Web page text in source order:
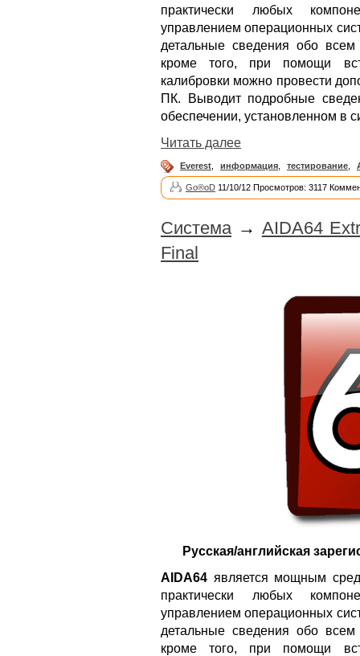
практически любых
управлением операционных
детальные сведения обо
кроме того, при помощи
калибровки можно провести
ПК. Выводит подробные
обеспечении, установленном в
Читать далее
Everest информация тестирование
Go®oD 11/10/12 Просмотров: 3117
Система → AIDA64
Final
Русская/английская
AIDA64 является мощным
практически любых
управлением операционных
детальные сведения обо
кроме того, при помощи